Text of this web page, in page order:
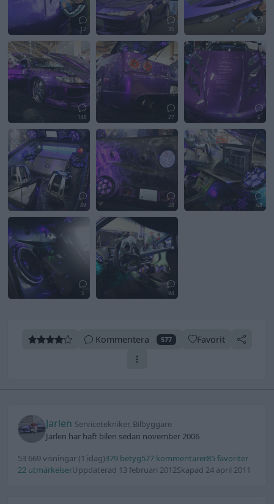
12 35 2
148 27 6
49 28 68
5 94
Kommentera 577 Favorit
Jarlen Servicetekniker, Bilbyggare
Jarlen har haft bilen sedan november 2006
53 669 visningar (1 idag)379 betyg577 kommentarer85 favoriter
22 utmärkelserUppdaterad 13 februari 2012Skapad 24 april 2011